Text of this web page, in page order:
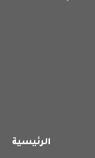
الرئيسية